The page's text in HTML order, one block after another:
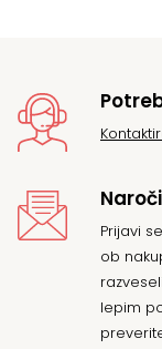
Prijavi
ob
lepim